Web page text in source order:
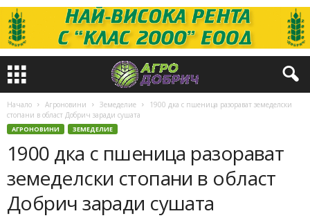
Начало Агроновини Земеделие
1900 дка с пшеница разорават земеделски
стопани в област Добрич заради сушата
АГРОНОВИНИ ЗЕМЕДЕЛИЕ
1900 дка с пшеница разорават
земеделски стопани в област
Добрич заради сушата